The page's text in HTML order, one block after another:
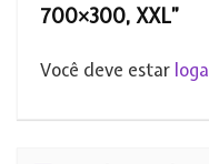
700×300, XXL”
Você deve estar